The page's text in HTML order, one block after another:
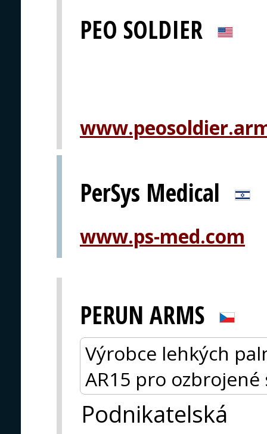
PEO SOLDIER
PerSys Medical
www.ps-med.com
PERUN ARMS
Výrobce lehkých
AR15 pro
Podnikatelská